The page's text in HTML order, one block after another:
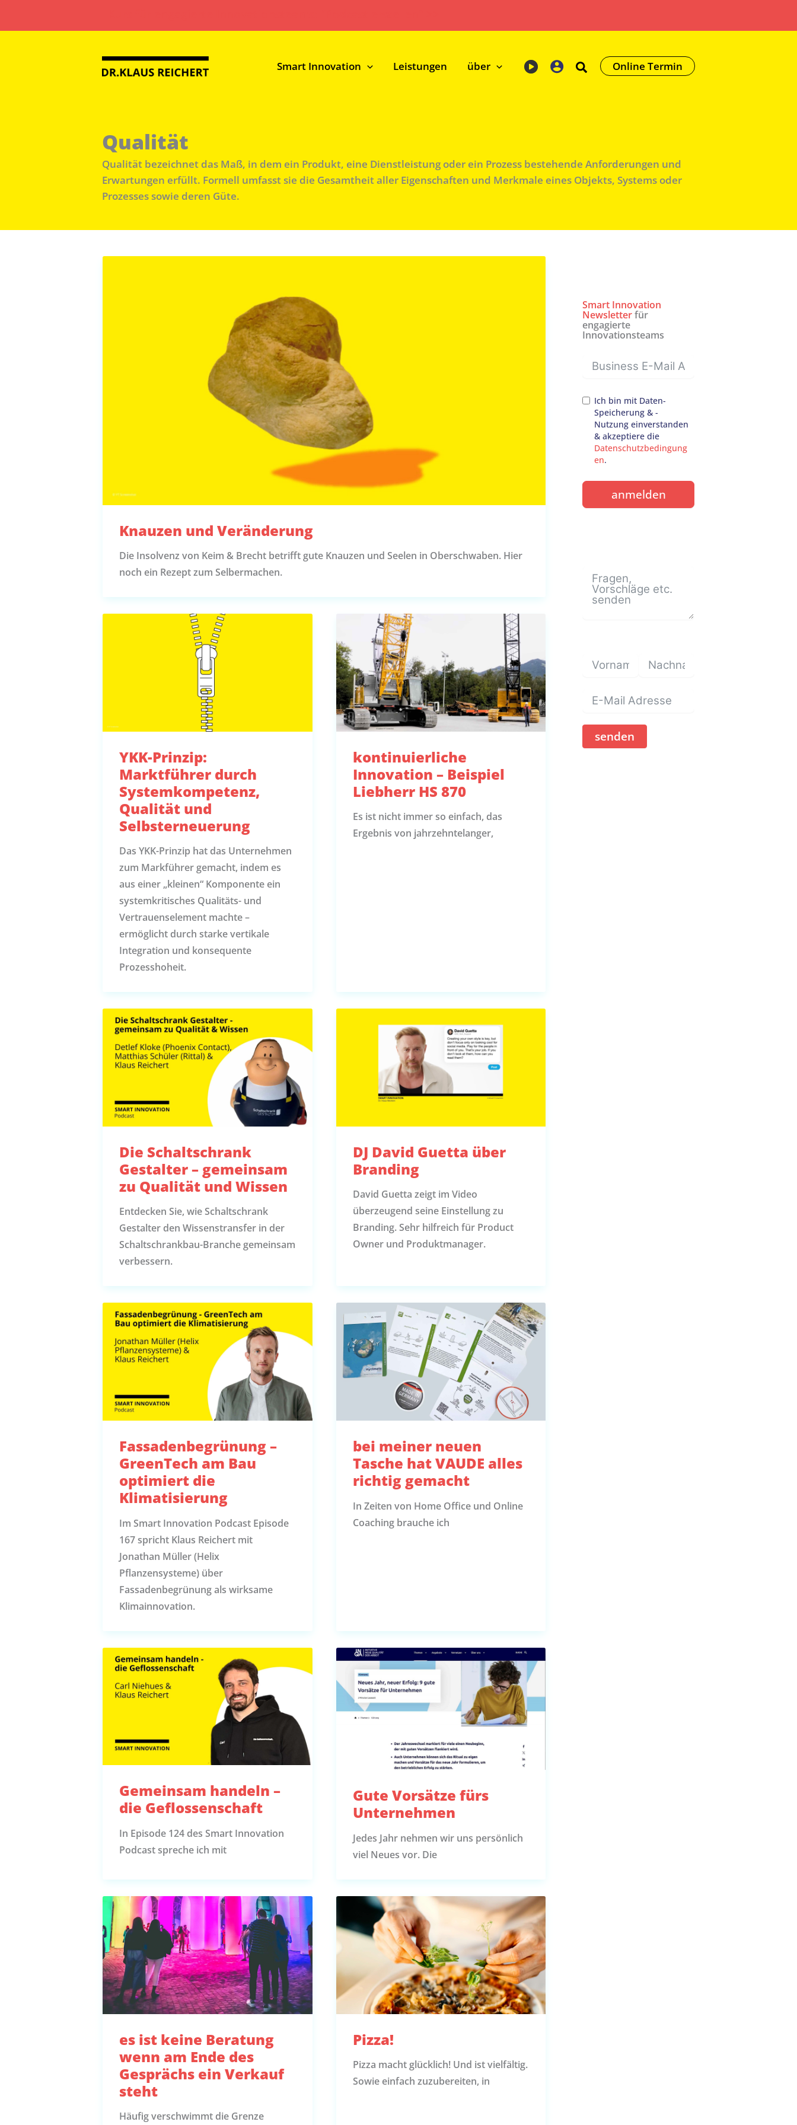
Smart Innovation Leistungen über Online Termin
Qualität
Qualität bezeichnet das Maß, in dem ein Produkt, eine Dienstleistung oder ein Prozess bestehende Anforderungen und
Erwartungen erfüllt. Formell umfasst sie die Gesamtheit aller Eigenschaften und Merkmale eines Objekts, Systems oder
Prozesses sowie deren Güte.
Knauzen und Veränderung
Die Insolvenz von Keim & Brecht betrifft gute Knauzen und Seelen in Oberschwaben. Hier
noch ein Rezept zum Selbermachen.
YKK-Prinzip:
Marktführer durch
Systemkompetenz,
Qualität und
Selbsterneuerung
Das YKK-Prinzip hat das Unternehmen
zum Markführer gemacht, indem es
aus einer „kleinen“ Komponente ein
systemkritisches Qualitäts- und
Vertrauenselement machte –
ermöglicht durch starke vertikale
Integration und konsequente
Prozesshoheit.
kontinuierliche
Innovation – Beispiel
Liebherr HS 870
Es ist nicht immer so einfach, das
Ergebnis von jahrzehntelanger,
Die Schaltschrank
Gestalter – gemeinsam
zu Qualität und Wissen
Entdecken Sie, wie Schaltschrank
Gestalter den Wissenstransfer in der
Schaltschrankbau-Branche gemeinsam
verbessern.
DJ David Guetta über
Branding
David Guetta zeigt im Video
überzeugend seine Einstellung zu
Branding. Sehr hilfreich für Product
Owner und Produktmanager.
Fassadenbegrünung –
GreenTech am Bau
optimiert die
Klimatisierung
Im Smart Innovation Podcast Episode
167 spricht Klaus Reichert mit
Jonathan Müller (Helix
Pflanzensysteme) über
Fassadenbegrünung als wirksame
Klimainnovation.
bei meiner neuen
Tasche hat VAUDE alles
richtig gemacht
In Zeiten von Home Office und Online
Coaching brauche ich
Gemeinsam handeln –
die Geflossenschaft
In Episode 124 des Smart Innovation
Podcast spreche ich mit
Gute Vorsätze fürs
Unternehmen
Jedes Jahr nehmen wir uns persönlich
viel Neues vor. Die
es ist keine Beratung
wenn am Ende des
Gesprächs ein Verkauf
steht
Häufig verschwimmt die Grenze
Pizza!
Pizza macht glücklich! Und ist vielfältig.
Sowie einfach zuzubereiten, in
Smart Innovation
Newsletterfür
engagierte
Innovationsteams
Ich bin mit Daten-
Speicherung & -
Nutzung einverstanden
& akzeptiere die
Datenschutzbedingung
en.
anmelden
senden